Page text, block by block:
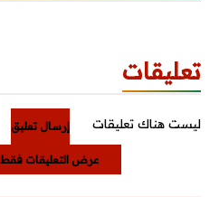
تعليقات
ليست هناك تعليقات إرسال تعليق
عرض التعليقات فقط